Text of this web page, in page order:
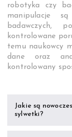
robotyka czy
manipulacje
badawczych,
kontrolowane
temu naukowcy
dane oraz
kontrolowany
Nawigacja
wpisu
Jakie są
sylwetki?